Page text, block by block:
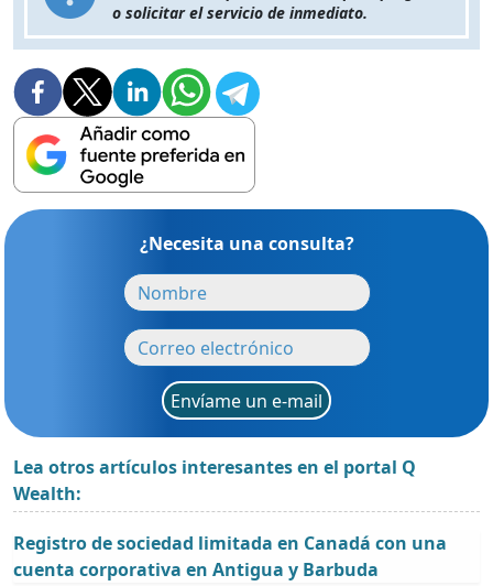
o solicitar el servicio de inmediato.
¿Necesita una consulta?
Envíame un e-mail
Lea otros artículos interesantes en el portal Q
Wealth:
Registro de sociedad limitada en Canadá con una
cuenta corporativa en Antigua y Barbuda